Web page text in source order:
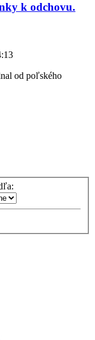
k odchovu.
od poľského